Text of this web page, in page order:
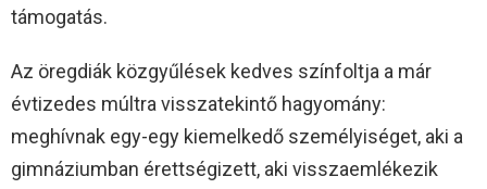
támogatás.
Az öregdiák közgyűlések kedves színfoltja a már
évtizedes múltra visszatekintő hagyomány:
meghívnak egy-egy kiemelkedő személyiséget, aki a
gimnáziumban érettségizett, aki visszaemlékezik